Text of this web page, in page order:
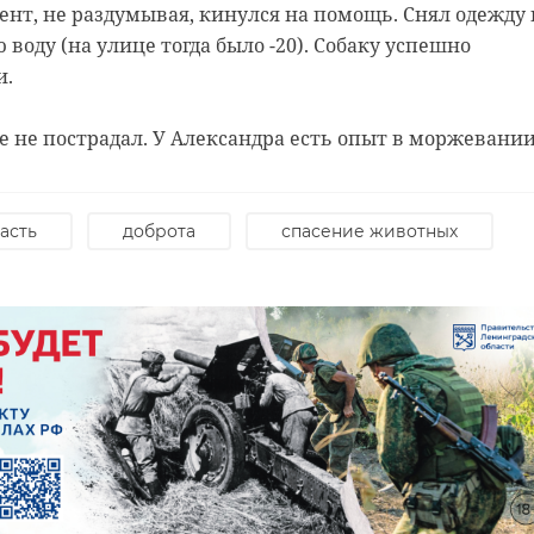
не раздумывая, кинулся на помощь. Снял одежду
(на улице тогда было -20). Собаку успешно
пострадал. У Александра есть опыт в
доброта спасение животных